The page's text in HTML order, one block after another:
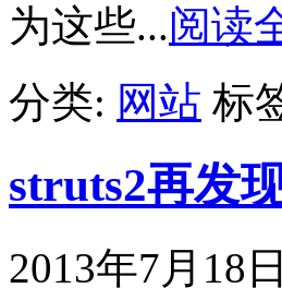
为这些...阅读
分类: 网站 标
struts2再发
2013年7月18日